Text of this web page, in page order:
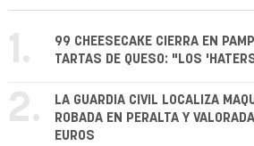
1.
99 CHEESECAKE CIERRA EN
TARTAS DE QUESO: "LOS
2.
LA GUARDIA CIVIL LOCALIZA
ROBADA EN PERALTA Y
EUROS